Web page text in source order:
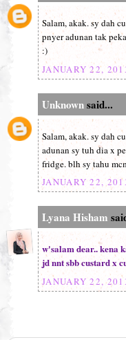
Salam, akak. sy dah
pnyer adunan tak
:)
JANUARY 22,
Unknownsaid...
Salam, akak. sy dah
adunan sy tuh dia x
fridge. blh sy tahu
JANUARY 22,
Lyana Hisham
w'salam dear.. kena
jd nnt sbb custard x
JANUARY 22,